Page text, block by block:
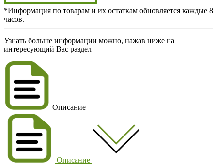
*Информация по товарам и их остаткам обновляется каждые 8
часов.
Узнать больше информации можно, нажав ниже на
интересующий Вас раздел
Описание
Описание